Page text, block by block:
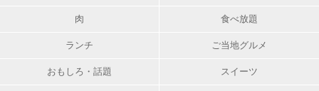
肉 食べ放題
ランチ ご当地グルメ
おもしろ・話題 スイーツ